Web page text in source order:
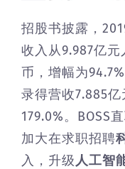
招股书披露，
收入从9.987亿
币，增幅为
录得营收7.885
179.0%。BOSS
加大在求职招聘
入，升级人工智